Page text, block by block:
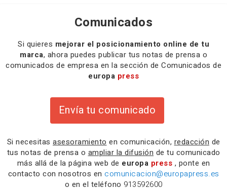
Comunicados
Si quieres mejorar el posicionamiento online de tu
marca, ahora puedes publicar tus notas de prensa o
comunicados de empresa en la sección de Comunicados de
europa press
Envía tu comunicado
Si necesitas asesoramiento en comunicación, redacción de
tus notas de prensa o ampliar la difusión de tu comunicado
más allá de la página web de europa press , ponte en
contacto con nosotros en comunicacion@europapress.es
o en el teléfono 913592600